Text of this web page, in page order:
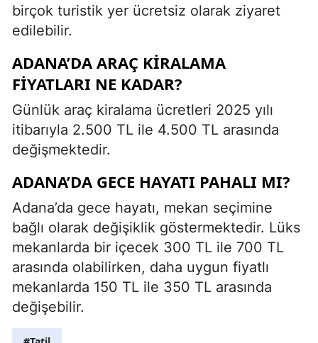
birçok turistik yer ücretsiz olarak ziyaret
edilebilir.
ADANA’DA ARAÇ KIRALAMA
FIYATLARI NE KADAR?
Günlük araç kiralama ücretleri 2025 yılı
itibarıyla 2.500 TL ile 4.500 TL arasında
değişmektedir.
ADANA’DA GECE HAYATI PAHALI MI?
Adana’da gece hayatı, mekan seçimine
bağlı olarak değişiklik göstermektedir. Lüks
mekanlarda bir içecek 300 TL ile 700 TL
arasında olabilirken, daha uygun fiyatlı
mekanlarda 150 TL ile 350 TL arasında
değişebilir.